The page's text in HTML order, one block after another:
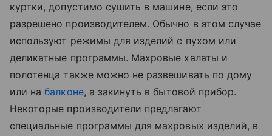
куртки, допустимо сушить в машине, если это
разрешено производителем. Обычно в этом случае
используют режимы для изделий с пухом или
деликатные программы. Махровые халаты и
полотенца также можно не развешивать по дому
или набалконе, а закинуть в бытовой прибор.
Некоторые производители предлагают
специальные программы для махровых изделий, в